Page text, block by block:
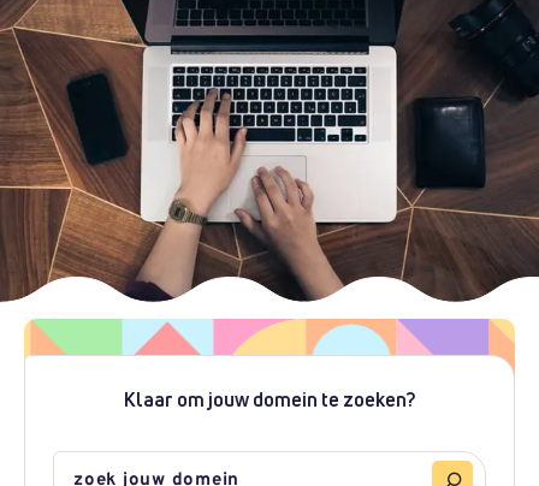
Klaar om jouw domein te zoeken?